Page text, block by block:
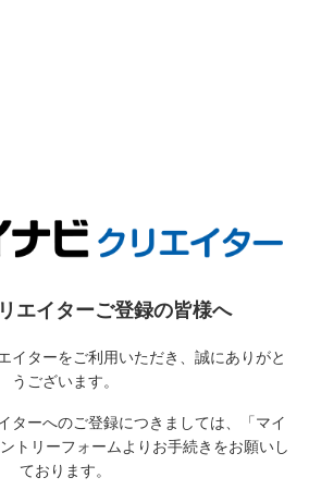
エイターご登録の皆様へ
イターをご利用いただき、誠にありがと
うございます。
ターへのご登録につきましては、
「マイ
トリーフォームよりお手続きをお願いし
ております。